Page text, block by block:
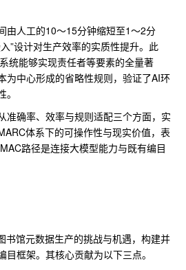
由人工的10～15分钟缩短至1～2分
”设计对生产效率的实质性提升。此
统能够实现责任者等要素的全量著
为中心形成的省略性规则，验证了AI环
准确率、效率与规则适配三个方面，实
体系下的可操作性与现实价值，表
路径是连接大模型能力与既有编目
书馆元数据生产的挑战与机遇，构建并
框架。其核心贡献为以下三点。